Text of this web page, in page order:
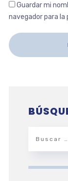
Guardar mi
navegador para